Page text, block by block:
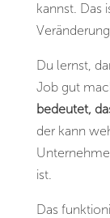
kannst. Das
Du lernst,
Job gut
bedeutet,
der kann
ist.
Das